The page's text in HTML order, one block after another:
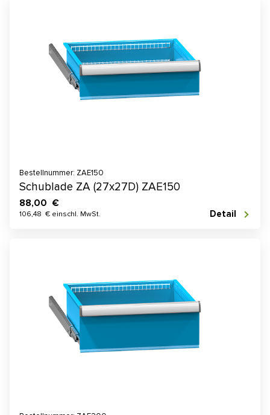
Bestellnummer: ZAE150
Schublade ZA (27x27D) ZAE150
88,00 €
106,48 € einschl. MwSt. Detail